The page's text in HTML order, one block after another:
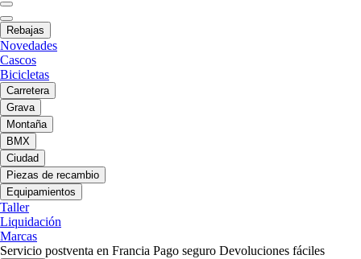
Rebajas
Novedades
Cascos
Bicicletas
Carretera
Grava
Montaña
BMX
Ciudad
Piezas de recambio
Equipamientos
Taller
Liquidación
Marcas
Servicio postventa en Francia Pago seguro Devoluciones fáciles